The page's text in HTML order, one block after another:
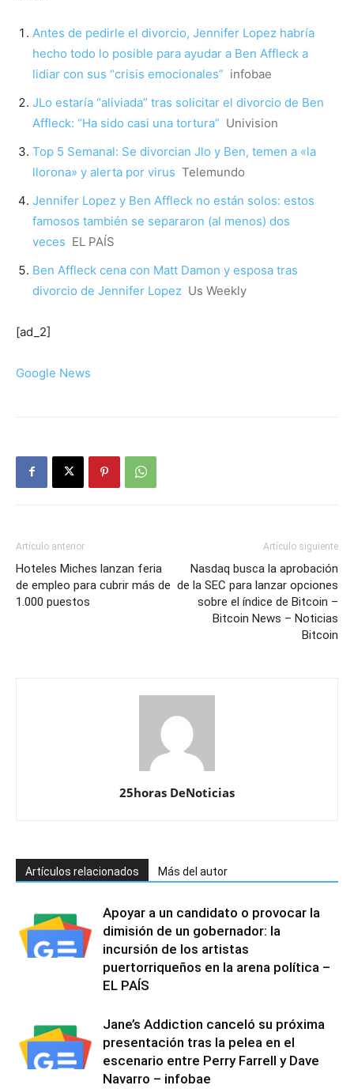
Antes de pedirle el divorcio, Jennifer Lopez habría
hecho todo lo posible para ayudar a Ben Affleck a
lidiar con sus “crisis emocionales” infobae
JLo estaría “aliviada” tras solicitar el divorcio de Ben
Affleck: “Ha sido casi una tortura” Univision
Top 5 Semanal: Se divorcian Jlo y Ben, temen a «la
llorona» y alerta por virus Telemundo
Jennifer Lopez y Ben Affleck no están solos: estos
famosos también se separaron (al menos) dos
veces EL PAÍS
Ben Affleck cena con Matt Damon y esposa tras
divorcio de Jennifer Lopez Us Weekly
[ad_2]
Google News
Artículo anterior
Hoteles Miches lanzan feria
de empleo para cubrir más de
1.000 puestos
Artículo siguiente
Nasdaq busca la aprobación
de la SEC para lanzar opciones
sobre el índice de Bitcoin –
Bitcoin News – Noticias
Bitcoin
25horas DeNoticias
Artículos relacionados Más del autor
Apoyar a un candidato o provocar la
dimisión de un gobernador: la
incursión de los artistas
puertorriqueños en la arena política –
EL PAÍS
Jane’s Addiction canceló su próxima
presentación tras la pelea en el
escenario entre Perry Farrell y Dave
Navarro – infobae